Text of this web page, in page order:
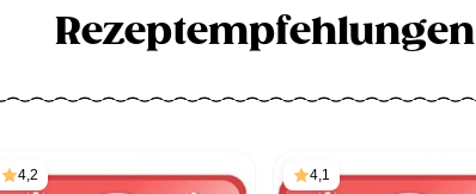
Rezeptempfehlungen
4,2 4,1